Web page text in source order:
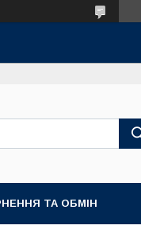
ТА ОБМІН